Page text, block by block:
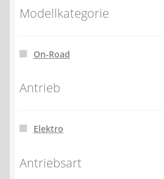
Modellkategorie
On-Road
Antrieb
Elektro
Antriebsart